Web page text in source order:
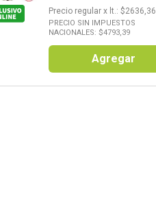
Precio regular x lt.: $2636,36
PRECIO SIN IMPUESTOS
NACIONALES: $4793,39
Agregar